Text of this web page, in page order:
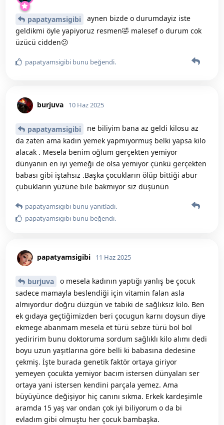
papatyamsigibi
aynen bizde o durumdayiz iste
geldikmi öyle yapiyoruz resmen🤣 malesef o durum cok
üzücü cidden😕
papatyamsigibi bunu beğendi.
burjuva 10 Haz 2025
papatyamsigibi
ne biliyim bana az geldi kilosu az
da zaten ama kadın yemek yapmıyormuş belki yapsa kilo
alacak . Mesela benim oğlum gerçekten yemiyor
dünyanın en iyi yemeği de olsa yemiyor çünkü gerçekten
babası gibi iştahsız .Başka çocukların ölüp bittiği abur
çubukların yüzüne bile bakmıyor siz düşünün
papatyamsigibi bunu yanıtladı.
papatyamsigibi bunu beğendi.
papatyamsigibi 11 Haz 2025
burjuva
o mesela kadının yaptığı yanlış be çocuk
sadece mamayla beslendiği için vitamin falan asla
almıyordur doğru düzgün ve tabiki de sağlıksız kilo. Ben
ek gıdaya geçtiğimizden beri çocugun karnı doysun diye
ekmege abanmam mesela et türü sebze türü bol bol
yediririm bunu doktoruma sordum sağlıklı kilo alımı dedi
boyu uzun yaşıtlarına göre belli ki babasına dedesine
çekmiş. İşte burada genetik faktör ortaya giriyor
yemeyen çocukta yemiyor bacım istersen dünyaları ser
ortaya yani istersen kendini parçala yemez. Ama
büyüyünce değişiyor hiç canını sıkma. Erkek kardeşimle
aramda 15 yaş var ondan çok iyi biliyorum o da bi
evladım gibi olmuştu her çocuk bambaşka.